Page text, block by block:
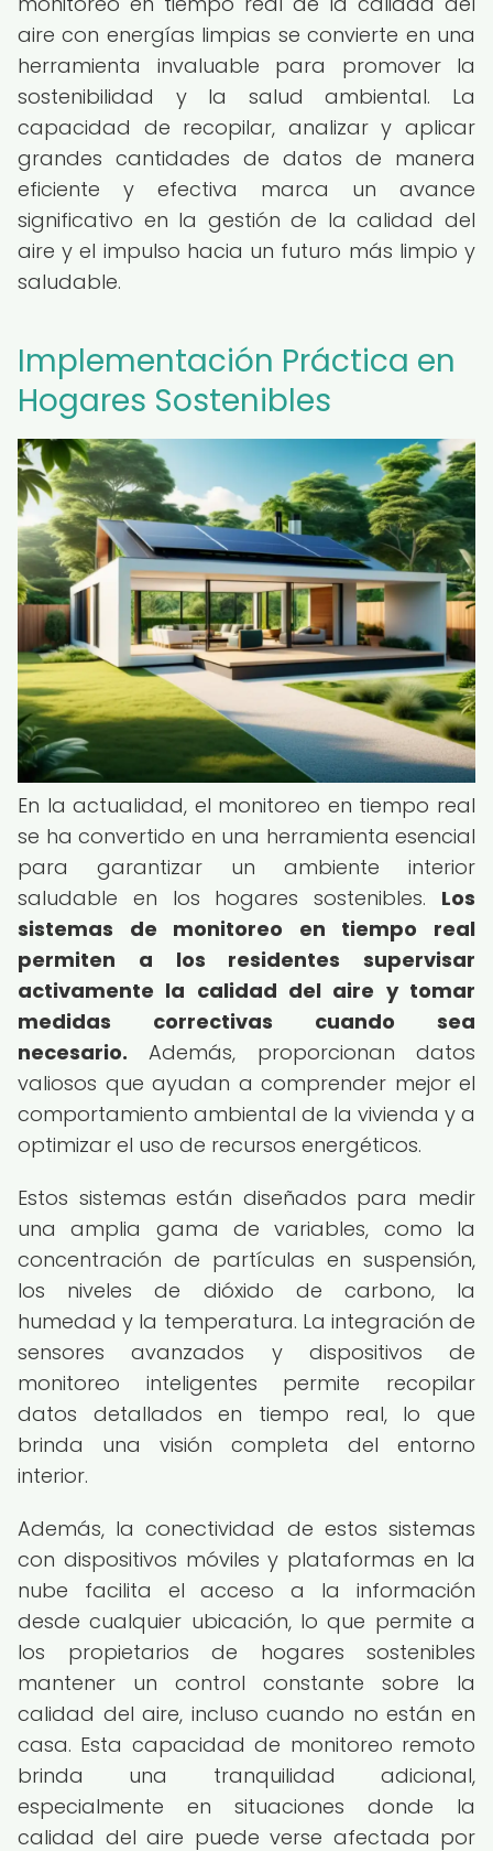
aire con energías limpias se convierte en una
herramienta invaluable para promover la
sostenibilidad y la salud ambiental. La
capacidad de recopilar, analizar y aplicar
grandes cantidades de datos de manera
eficiente y efectiva marca un avance
significativo en la gestión de la calidad del
aire y el impulso hacia un futuro más limpio y
saludable.
Implementación Práctica en
Hogares Sostenibles
En la actualidad, el monitoreo en tiempo real
se ha convertido en una herramienta esencial
para garantizar un ambiente interior
saludable en los hogares sostenibles. Los
sistemas de monitoreo en tiempo real
permiten a los residentes supervisar
activamente la calidad del aire y tomar
medidas correctivas cuando sea
necesario. Además, proporcionan datos
valiosos que ayudan a comprender mejor el
comportamiento ambiental de la vivienda y a
optimizar el uso de recursos energéticos.
Estos sistemas están diseñados para medir
una amplia gama de variables, como la
concentración de partículas en suspensión,
los niveles de dióxido de carbono, la
humedad y la temperatura. La integración de
sensores avanzados y dispositivos de
monitoreo inteligentes permite recopilar
datos detallados en tiempo real, lo que
brinda una visión completa del entorno
interior.
Además, la conectividad de estos sistemas
con dispositivos móviles y plataformas en la
nube facilita el acceso a la información
desde cualquier ubicación, lo que permite a
los propietarios de hogares sostenibles
mantener un control constante sobre la
calidad del aire, incluso cuando no están en
casa. Esta capacidad de monitoreo remoto
brinda una tranquilidad adicional,
especialmente en situaciones donde la
calidad del aire puede verse afectada por